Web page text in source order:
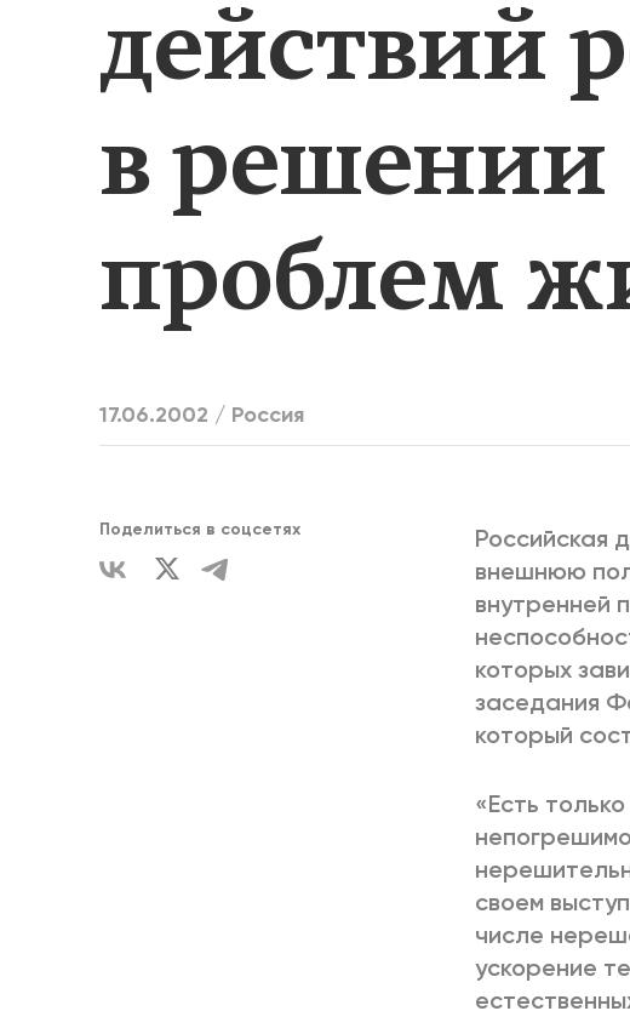
ЕДИНСТВЕННЫЙ
действий
в
проблем
17.06.2002 / Россия
Поделиться в соцсетях
Российская
внешнюю
внутренней
которых
заседания
который
«Есть
своем
числе
ускорение